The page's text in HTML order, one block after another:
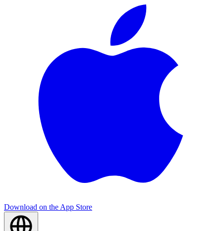
Download on the App Store